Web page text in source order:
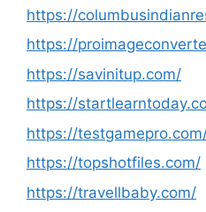
https://
https://
https://savinitup.com/
https://
https://
https://topshotfiles.com/
https://travellbaby.com/